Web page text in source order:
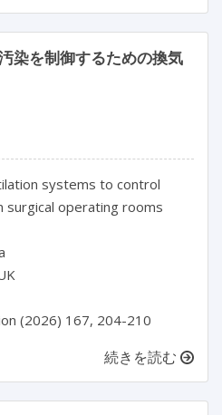
染を制御するための換気
systems to control
surgical operating rooms
(2026) 167, 204-210
続きを読む